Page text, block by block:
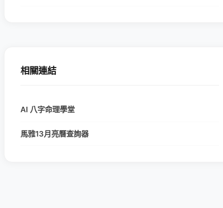
相關連結
AI 八字命理學堂
馬雅13月亮曆查詢器